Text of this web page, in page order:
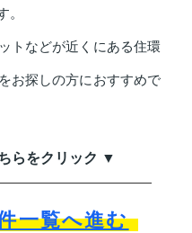
。
トなどが近くにある住環
お探しの方におすすめで
らをクリック ▼
一覧へ進む